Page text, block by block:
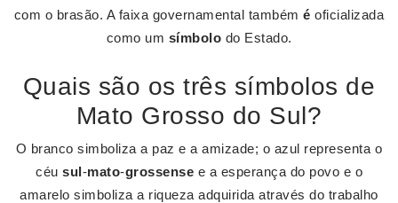
com o brasão. A faixa governamental tambémé oficializada
como um símbolo do Estado.
Quais são os três símbolos de
Mato Grosso do Sul?
O branco simboliza a paz e a amizade; o azul representa o
céu sul-mato-grossense e a esperança do povo e o
amarelo simboliza a riqueza adquirida através do trabalho